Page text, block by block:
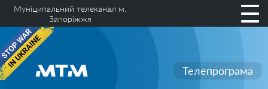
Муніципальний телеканал м.
Запоріжжя
Телепрограма